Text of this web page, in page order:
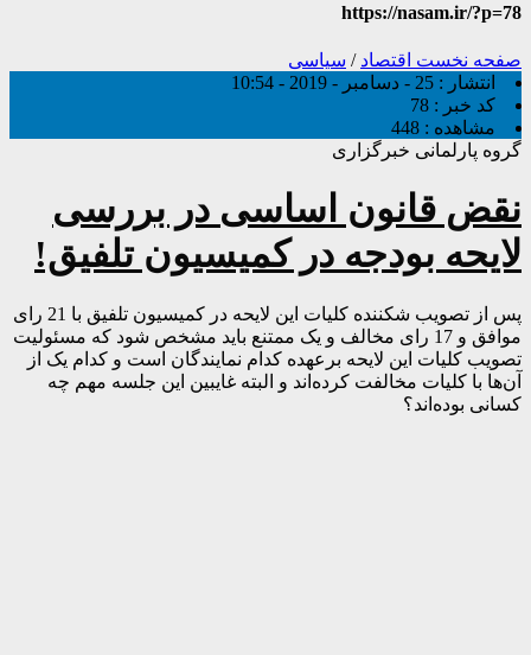
https://nasam.ir/?p=78
صفحه نخست اقتصاد / سیاسی
انتشار : 25 - دسامبر - 2019 - 10:54
کد خبر : 78
مشاهده : 448
گروه پارلمانی خبرگزاری
نقض قانون اساسی در بررسی
لایحه بودجه در کمیسیون تلفیق!
پس از تصویب شکننده کلیات این لایحه در کمیسیون تلفیق با 21 رای
موافق و 17 رای مخالف و یک ممتنع باید مشخص شود که مسئولیت
تصویب کلیات این لایحه برعهده کدام نمایندگان است و کدام یک از
آن‌ها با کلیات مخالفت کرده‌اند و البته غایبین این جلسه مهم چه
کسانی بوده‌اند؟